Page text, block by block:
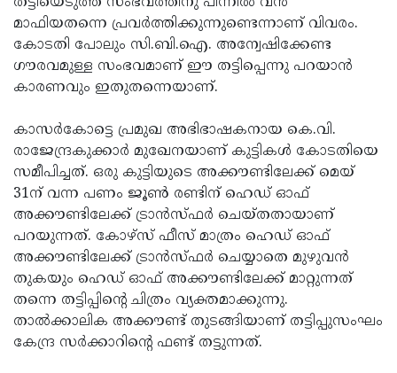
മാഫിയതന്നെ പ്രവര്‍ത്തിക്കുന്നുണ്ടെന്നാണ് വിവരം.
കോടതി പോലും സി.ബി.ഐ. അന്വേഷിക്കേണ്ട
ഗൗരവമുള്ള സംഭവമാണ് ഈ തട്ടിപ്പെന്നു പറയാന്‍
കാരണവും ഇതുതന്നെയാണ്.
കാസര്‍കോട്ടെ പ്രമുഖ അഭിഭാഷകനായ കെ.വി.
രാജേന്ദ്രകുക്കാര്‍ മുഖേനയാണ് കുട്ടികള്‍ കോടതിയെ
സമീപിച്ചത്. ഒരു കുട്ടിയുടെ അക്കൗണ്ടിലേക്ക് മെയ്
31ന് വന്ന പണം ജൂണ്‍ രണ്ടിന് ഹെഡ് ഓഫ്
അക്കൗണ്ടിലേക്ക് ട്രാന്‍സ്ഫര്‍ ചെയ്തതായാണ്
പറയുന്നത്. കോഴ്‌സ് ഫീസ് മാത്രം ഹെഡ് ഓഫ്
അക്കൗണ്ടിലേക്ക് ട്രാന്‍സ്ഫര്‍ ചെയ്യാതെ മുഴുവന്‍
തുകയും ഹെഡ് ഓഫ് അക്കൗണ്ടിലേക്ക് മാറ്റുന്നത്
തന്നെ തട്ടിപ്പിന്റെ ചിത്രം വ്യക്തമാക്കുന്നു.
താല്‍ക്കാലിക അക്കൗണ്ട് തുടങ്ങിയാണ് തട്ടിപ്പുസംഘം
കേന്ദ്ര സര്‍ക്കാറിന്റെ ഫണ്ട് തട്ടുന്നത്.